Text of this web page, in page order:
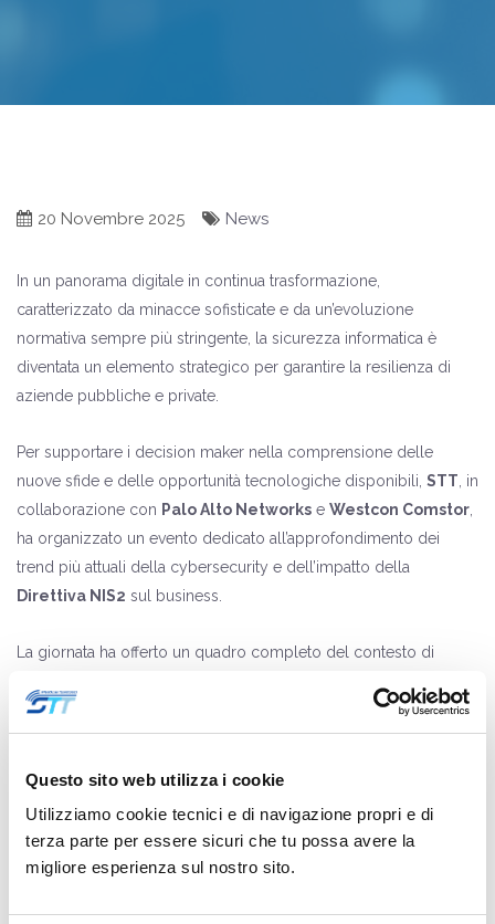
Questo sito web utilizza i cookie
Utilizziamo cookie tecnici e di navigazione propri e di
terza parte per essere sicuri che tu possa avere la
migliore esperienza sul nostro sito.
20 Novembre 2025 News
In un panorama digitale in continua trasformazione,
caratterizzato da minacce sofisticate e da un’evoluzione
normativa sempre più stringente, la sicurezza informatica è
diventata un elemento strategico per garantire la resilienza di
aziende pubbliche e private.
Per supportare i decision maker nella comprensione delle
nuove sfide e delle opportunità tecnologiche disponibili, STT , in
collaborazione con Palo Alto Networks e Westcon Comstor
ha organizzato un evento dedicato all’approfondimento dei
trend più attuali della cybersecurity e dell’impatto della
Direttiva NIS2 sul business.
La giornata ha offerto un quadro completo del contesto di
e delle risposte tecnologiche più efficaci. Gli esperti di Palo Alto
Networks hanno presentato inoltre casi reali e mostrato come
contribuire a una protezione intelligente e proattiva delle
infrastrutture IT e OT